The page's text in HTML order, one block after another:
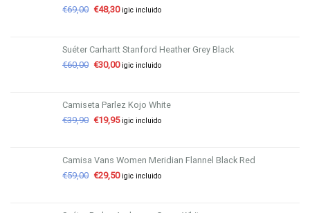
€69,00 €48,30 igic incluido
Suéter Carhartt Stanford Heather Grey Black
€60,00 €30,00 igic incluido
Camiseta Parlez Kojo White
€39,90 €19,95 igic incluido
Camisa Vans Women Meridian Flannel Black Red
€59,00 €29,50 igic incluido